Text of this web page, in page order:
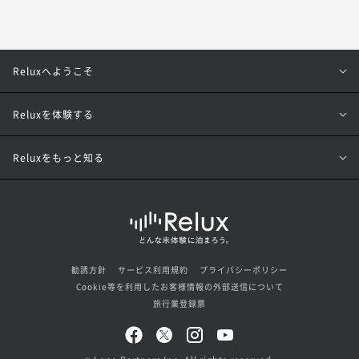
Reluxへようこそ
Reluxを体験する
Reluxをもっと知る
勧誘方針 サービス利用規約
プライバシーポリシー
Cookie等を利用したお客様情報の外部送信について
旅行業登録票